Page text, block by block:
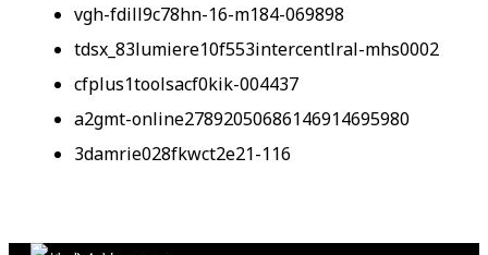
vgh-fdill9c78hn-16-m184-069898
tdsx_83lumiere10f553intercentlral-mhs0002
cfplus1toolsacf0kik-004437
a2gmt-online27892050686146914695980
3damrie028fkwct2e21-116